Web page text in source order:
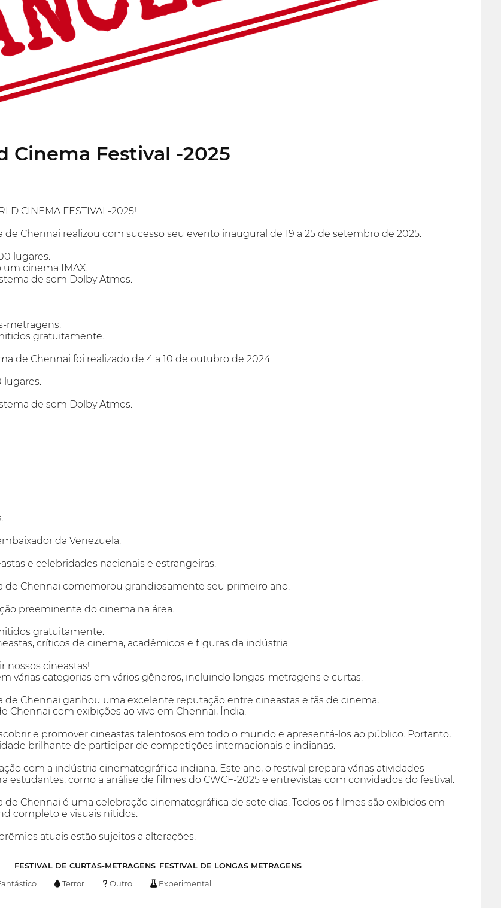
Cinema Festival -2025
CINEMA FESTIVAL-2025!
de Chennai realizou com sucesso seu evento inaugural de 19 a 25 de setembro de 2025.
lugares.
cinema IMAX.
de som Dolby Atmos.
metragens,
gratuitamente.
de Chennai foi realizado de 4 a 10 de outubro de 2024.
lugares.
de som Dolby Atmos.
da Venezuela.
e celebridades nacionais e estrangeiras.
de Chennai comemorou grandiosamente seu primeiro ano.
preeminente do cinema na área.
gratuitamente.
críticos de cinema, acadêmicos e figuras da indústria.
nossos cineastas!
várias categorias em vários gêneros, incluindo longas-metragens e curtas.
de Chennai ganhou uma excelente reputação entre cineastas e fãs de cinema,
Chennai com exibições ao vivo em Chennai, Índia.
e promover cineastas talentosos em todo o mundo e apresentá-los ao público. Portanto,
brilhante de participar de competições internacionais e indianas.
com a indústria cinematográfica indiana. Este ano, o festival prepara várias atividades
estudantes, como a análise de filmes do CWCF-2025 e entrevistas com convidados do festival.
de Chennai é uma celebração cinematográfica de sete dias. Todos os filmes são exibidos em
completo e visuais nítidos.
atuais estão sujeitos a alterações.
FESTIVAL DE CURTAS-METRAGENS FESTIVAL DE LONGAS METRAGENS
Terror Outro Experimental